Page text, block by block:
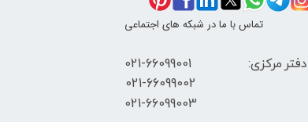
دفتر مرکزی: 66099001-021
​021-66099002
تماس با ما در شبکه های اجتماعی